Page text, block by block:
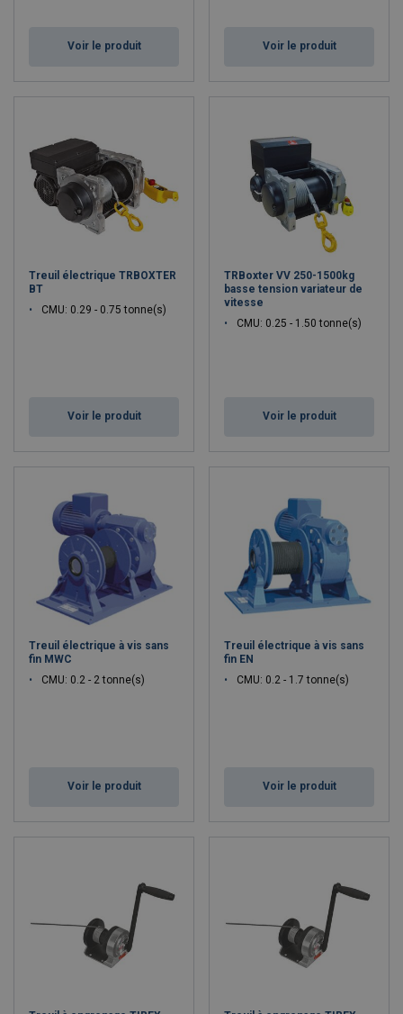
Voir le produit Voir le produit
Treuil électrique TRBOXTER
BT
CMU: 0.29 - 0.75 tonne(s)
Voir le produit
TRBoxter VV 250-1500kg
basse tension variateur de
vitesse
CMU: 0.25 - 1.50 tonne(s)
Voir le produit
Treuil électrique à vis sans
fin MWC
CMU: 0.2 - 2 tonne(s)
Voir le produit
Treuil électrique à vis sans
fin EN
CMU: 0.2 - 1.7 tonne(s)
Voir le produit